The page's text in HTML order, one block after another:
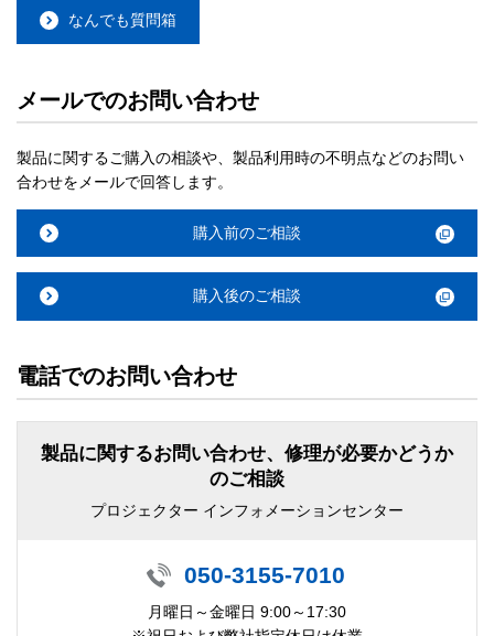
なんでも質問箱
メールでのお問い合わせ
製品に関するご購入の相談や、製品利用時の不明点などのお問い
合わせをメールで回答します。
購入前のご相談
購入後のご相談
電話でのお問い合わせ
製品に関するお問い合わせ、修理が必要かどうか
のご相談
プロジェクター インフォメーションセンター
050-3155-7010
月曜日～金曜日 9:00～17:30